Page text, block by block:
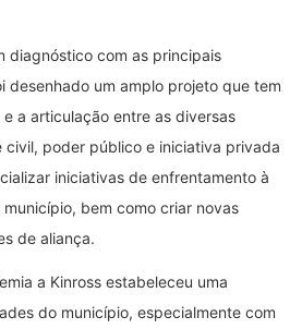
diagnóstico com as principais
desenhado um amplo projeto que tem
a articulação entre as diversas
poder público e iniciativa privada
iniciativas de enfrentamento à
bem como criar novas
de aliança.
a Kinross estabeleceu uma
do município, especialmente com